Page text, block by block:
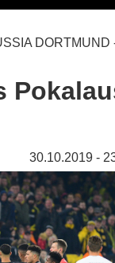
DORTMUND
30.10.2019 -